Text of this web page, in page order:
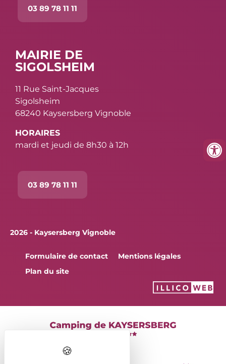
03 89 78 11 11
MAIRIE DE
SIGOLSHEIM
11 Rue Saint-Jacques
Sigolsheim
68240 Kaysersberg Vignoble
HORAIRES
mardi et jeudi de 8h30 à 12h
03 89 78 11 11
2026 - Kaysersberg Vignoble
Formulaire de contact
Mentions légales
Plan du site